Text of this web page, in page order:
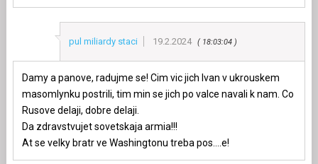
pul miliardy staci 19.2.2024 18:03:04
Damy a panove, radujme se! Cim vic jich Ivan v ukrouskem
masomlynku postrili, tim min se jich po valce navali k nam. Co
Rusove delaji, dobre delaji.
Da zdravstvujet sovetskaja armia!!!
At se velky bratr ve Washingtonu treba pos….e!